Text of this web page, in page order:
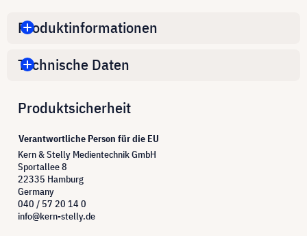
Produktinformationen
Technische Daten
Produktsicherheit
Verantwortliche Person für die EU
Kern & Stelly Medientechnik GmbH
Sportallee 8
22335 Hamburg
Germany
040 / 57 20 14 0
info@kern-stelly.de